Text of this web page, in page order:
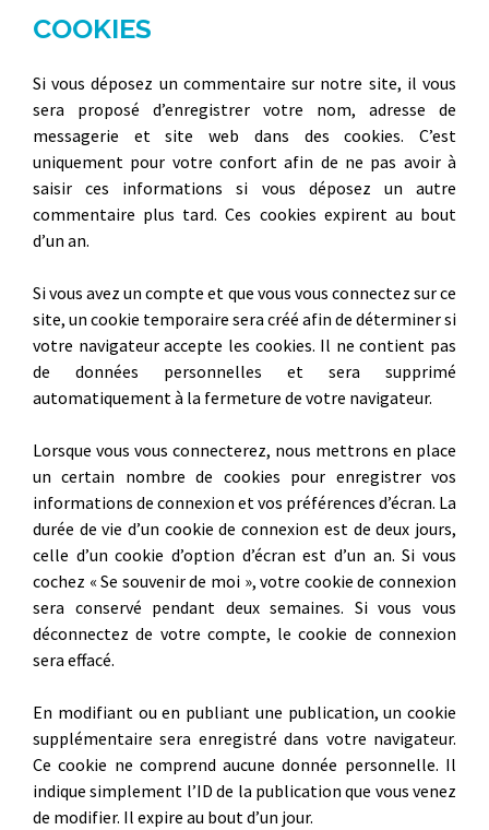
COOKIES
Si vous déposez un commentaire sur notre site, il vous
sera proposé d’enregistrer votre nom, adresse de
messagerie et site web dans des cookies. C’est
uniquement pour votre confort afin de ne pas avoir à
saisir ces informations si vous déposez un autre
commentaire plus tard. Ces cookies expirent au bout
d’un an.
Si vous avez un compte et que vous vous connectez sur ce
site, un cookie temporaire sera créé afin de déterminer si
votre navigateur accepte les cookies. Il ne contient pas
de données personnelles et sera supprimé
automatiquement à la fermeture de votre navigateur.
Lorsque vous vous connecterez, nous mettrons en place
un certain nombre de cookies pour enregistrer vos
informations de connexion et vos préférences d’écran. La
durée de vie d’un cookie de connexion est de deux jours,
celle d’un cookie d’option d’écran est d’un an. Si vous
cochez « Se souvenir de moi », votre cookie de connexion
sera conservé pendant deux semaines. Si vous vous
déconnectez de votre compte, le cookie de connexion
sera effacé.
En modifiant ou en publiant une publication, un cookie
supplémentaire sera enregistré dans votre navigateur.
Ce cookie ne comprend aucune donnée personnelle. Il
indique simplement l’ID de la publication que vous venez
de modifier. Il expire au bout d’un jour.